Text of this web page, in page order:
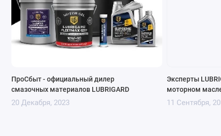
ПроСбыт - официальный дилер
смазочных материалов LUBRIGARD
20 Декабря, 2023
Эксперты
моторном
11 Сентября,